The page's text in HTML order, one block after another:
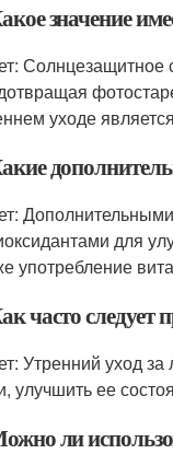
значение
Солнцезащитное
уходе
для
употребление
часто следует
Утренний уход
улучшить ее
ли